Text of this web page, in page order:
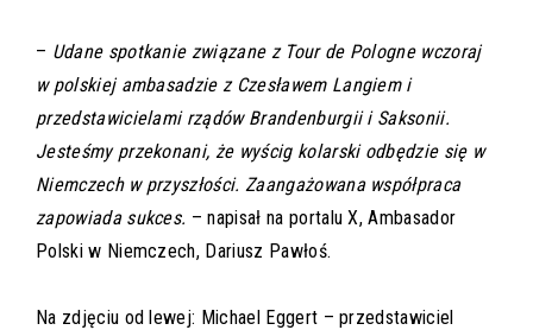
– Udane spotkanie związane z Tour de Pologne wczoraj
w polskiej ambasadzie z Czesławem Langiem i
przedstawicielami rządów Brandenburgii i Saksonii.
Jesteśmy przekonani, że wyścig kolarski odbędzie się w
Niemczech w przyszłości. Zaangażowana współpraca
zapowiada sukces. – napisał na portalu X, Ambasador
Polski w Niemczech, Dariusz Pawłoś.
Na zdjęciu od lewej: Michael Eggert – przedstawiciel